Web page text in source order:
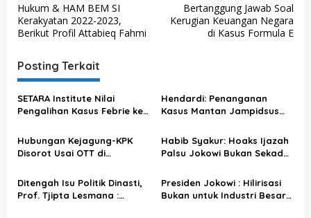
v
i
g
a
s
i
p
o
s
Hukum & HAM BEM SI
Kerakyatan 2022-2023,
Berikut Profil Attabieq Fahmi
Bertanggung Jawab Soal
Kerugian Keuangan Negara
di Kasus Formula E
Posting Terkait
SETARA Institute Nilai
Pengalihan Kasus Febrie ke
Hendardi: Penanganan
Kasus Mantan Jampidsus
Pertanyaan Publik
Hubungan Kejagung-KPK
Disorot Usai OTT di
Habib Syakur: Hoaks Ijazah
Palsu Jokowi Bukan Sekadar
Bangsa
Ditengah Isu Politik Dinasti,
Prof. Tjipta Lesmana :
Presiden Jokowi : Hilirisasi
Bukan untuk Industri Besar